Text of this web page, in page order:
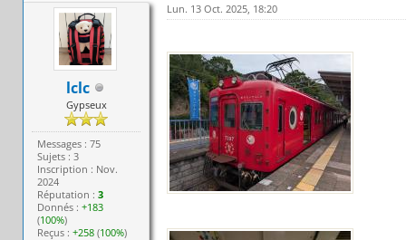
lclc
Gypseux
Messages : 75
Sujets : 3
Inscription : Nov.
2024
Réputation :3
Donnés :+183
(100%)
Reçus :+258 (100%)
Lun. 13 Oct. 2025, 18:20